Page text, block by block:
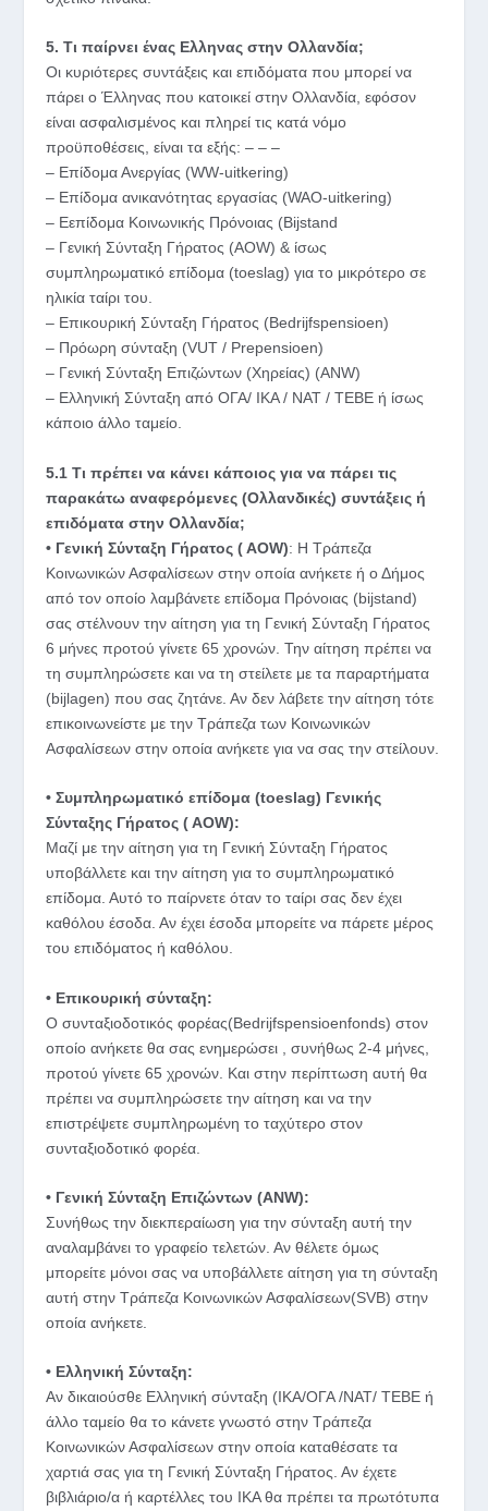
5. Τι παίρνει ένας Ελληνας στην Ολλανδία;
Oι κυριότερες συντάξεις και επιδόματα που μπορεί να
πάρει ο Έλληνας που κατοικεί στην Ολλανδία, εφόσον
είναι ασφαλισμένος και πληρεί τις κατά νόμο
προϋποθέσεις, είναι τα εξής: – – –
– Επίδομα Ανεργίας (WW-uitkering)
– Eπίδομα ανικανότητας εργασίας (WAO-uitkering)
– Eεπίδομα Κοινωνικής Πρόνοιας (Bijstand
– Γενική Σύνταξη Γήρατος (ΑΟW) & ίσως
συμπληρωματικό επίδομα (toeslag) για το μικρότερο σε
ηλικία ταίρι του.
– Eπικουρική Σύνταξη Γήρατος (Bedrijfspensioen)
– Πρόωρη σύνταξη (VUT / Prepensioen)
– Γενική Σύνταξη Επιζώντων (Χηρείας) (ΑΝW)
– Ελληνική Σύνταξη από ΟΓΑ/ ΙΚΑ / ΝΑΤ / ΤΕΒΕ ή ίσως
κάποιο άλλο ταμείο.
5.1 Τι πρέπει να κάνει κάποιος για να πάρει τις
παρακάτω αναφερόμενες (Ολλανδικές) συντάξεις ή
επιδόματα στην Ολλανδία;
• Γενική Σύνταξη Γήρατος ( ΑΟW): H Τράπεζα
Κοινωνικών Ασφαλίσεων στην οποία ανήκετε ή ο Δήμος
από τον οποίο λαμβάνετε επίδομα Πρόνοιας (bijstand)
σας στέλνουν την αίτηση για τη Γενική Σύνταξη Γήρατος
6 μήνες προτού γίνετε 65 χρονών. Την αίτηση πρέπει να
τη συμπληρώσετε και να τη στείλετε με τα παραρτήματα
(bijlagen) που σας ζητάνε. Αν δεν λάβετε την αίτηση τότε
επικοινωνείστε με την Τράπεζα των Κοινωνικών
Ασφαλίσεων στην οποία ανήκετε για να σας την στείλουν.
• Συμπληρωματικό επίδομα (toeslag) Γενικής
Σύνταξης Γήρατος ( ΑΟW):
Μαζί με την αίτηση για τη Γενική Σύνταξη Γήρατος
υποβάλλετε και την αίτηση για το συμπληρωματικό
επίδομα. Αυτό το παίρνετε όταν το ταίρι σας δεν έχει
καθόλου έσοδα. Αν έχει έσοδα μπορείτε να πάρετε μέρος
του επιδόματος ή καθόλου.
• Επικουρική σύνταξη:
Ο συνταξιοδοτικός φορέας(Bedrijfspensioenfonds) στον
οποίο ανήκετε θα σας ενημερώσει , συνήθως 2-4 μήνες,
προτού γίνετε 65 χρονών. Και στην περίπτωση αυτή θα
πρέπει να συμπληρώσετε την αίτηση και να την
επιστρέψετε συμπληρωμένη το ταχύτερο στον
συνταξιοδοτικό φορέα.
• Γενική Σύνταξη Επιζώντων (ANW):
Συνήθως την διεκπεραίωση για την σύνταξη αυτή την
αναλαμβάνει το γραφείο τελετών. Αν θέλετε όμως
μπορείτε μόνοι σας να υποβάλλετε αίτηση για τη σύνταξη
αυτή στην Τράπεζα Κοινωνικών Ασφαλίσεων(SVB) στην
οποία ανήκετε.
• Ελληνική Σύνταξη:
Aν δικαιούσθε Ελληνική σύνταξη (ΙΚΑ/ΟΓΑ /ΝΑΤ/ ΤΕΒΕ ή
άλλο ταμείο θα το κάνετε γνωστό στην Τράπεζα
Κοινωνικών Ασφαλίσεων στην οποία καταθέσατε τα
χαρτιά σας για τη Γενική Σύνταξη Γήρατος. Αν έχετε
βιβλιάριο/α ή καρτέλλες του ΙΚΑ θα πρέπει τα πρωτότυπα